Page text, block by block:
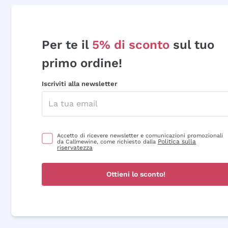
Per te il 5% di sconto sul tuo
primo ordine!
Iscriviti alla newsletter
Accetto di ricevere newsletter e comunicazioni promozionali
da Callmewine, come richiesto dalla Politica sulla
riservatezza
Ottieni lo sconto!